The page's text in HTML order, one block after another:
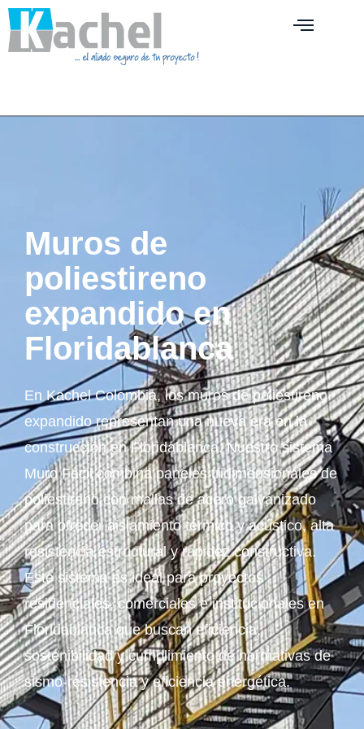
Muros de
poliestireno
expandido en
Floridablanca
En Kachel Colombia, los muros de poliestireno
expandido representan una nueva era en la
construcción en Floridablanca. Nuestro sistema
Muro Fácil combina paneles tridimensionales de
poliestireno con mallas de acero galvanizado
para ofrecer aislamiento térmico y acústico, alta
resistencia estructural y rapidez constructiva.
Este sistema es ideal para proyectos
residenciales, comerciales e institucionales en
Floridablanca que buscan eficiencia,
sostenibilidad y cumplimiento de normativas de
sismo-resistencia y eficiencia energética.